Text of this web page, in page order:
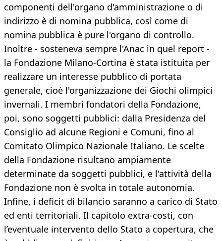
componenti dell'organo d'amministrazione o di
indirizzo è di nomina pubblica, così come di
nomina pubblica è pure l'organo di controllo.
Inoltre - sosteneva sempre l'Anac in quel report -
la Fondazione Milano-Cortina è stata istituita per
realizzare un interesse pubblico di portata
generale, cioè l'organizzazione dei Giochi olimpici
invernali. I membri fondatori della Fondazione,
poi, sono soggetti pubblici: dalla Presidenza del
Consiglio ad alcune Regioni e Comuni, fino al
Comitato Olimpico Nazionale Italiano. Le scelte
della Fondazione risultano ampiamente
determinate da soggetti pubblici, e l'attività della
Fondazione non è svolta in totale autonomia.
Infine, i deficit di bilancio saranno a carico di Stato
ed enti territoriali. Il capitolo extra-costi, con
l’eventuale intervento dello Stato a copertura, che